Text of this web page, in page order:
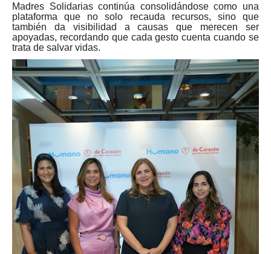
Madres Solidarias continúa consolidándose como una
plataforma que no solo recauda recursos, sino que
también da visibilidad a causas que merecen ser
apoyadas, recordando que cada gesto cuenta cuando se
trata de salvar vidas.